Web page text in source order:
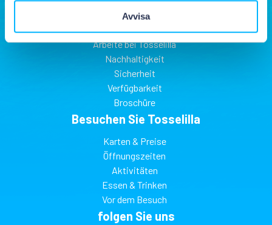
Avvisa
Über Tosselilla
Finden Sie Tosselilla
Arbeite bei Tosselilla
Nachhaltigkeit
Sicherheit
Verfügbarkeit
Broschüre
Besuchen Sie Tosselilla
Karten & Preise
Öffnungszeiten
Aktivitäten
Essen & Trinken
Vor dem Besuch
folgen Sie uns